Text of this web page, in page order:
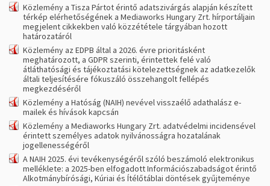
Közlemény a Tisza Pártot érintő adatszivárgás alapján készített
térkép elérhetőségének a Mediaworks Hungary Zrt. hírportáljain
megjelent cikkekben való közzététele tárgyában hozott
határozatáról
Közlemény az EDPB által a 2026. évre prioritásként
meghatározott, a GDPR szerinti, érintettek felé való
átláthatósági és tájékoztatási kötelezettségnek az adatkezelők
általi teljesítésére fókuszáló összehangolt fellépés
megkezdéséről
Közlemény a Hatóság (NAIH) nevével visszaélő adathalász e-
mailek és hívások kapcsán
Közlemény a Mediaworks Hungary Zrt. adatvédelmi incidensével
érintett személyes adatok nyilvánosságra hozatalának
jogellenességéről
A NAIH 2025. évi tevékenységéről szóló beszámoló elektronikus
melléklete: a 2025-ben elfogadott Információszabadságot érintő
Alkotmánybírósági, Kúriai és Ítélőtáblai döntések gyűjteménye